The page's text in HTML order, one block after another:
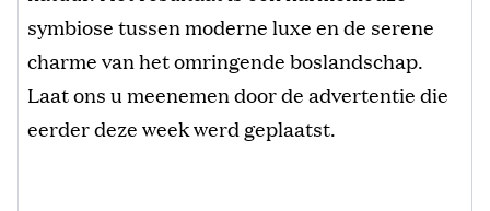
symbiose tussen moderne luxe en de serene
charme van het omringende boslandschap.
Laat ons u meenemen door de advertentie die
eerder deze week werd geplaatst.